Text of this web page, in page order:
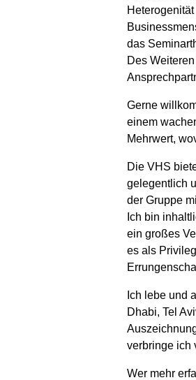
das
Des
Gerne
einem
Mehrwert,
Die VHS
gelegentlich
der Gruppe
Ich bin
ein großes
es als
Ich lebe und
Dhabi, Tel
verbringe ich
Wer mehr